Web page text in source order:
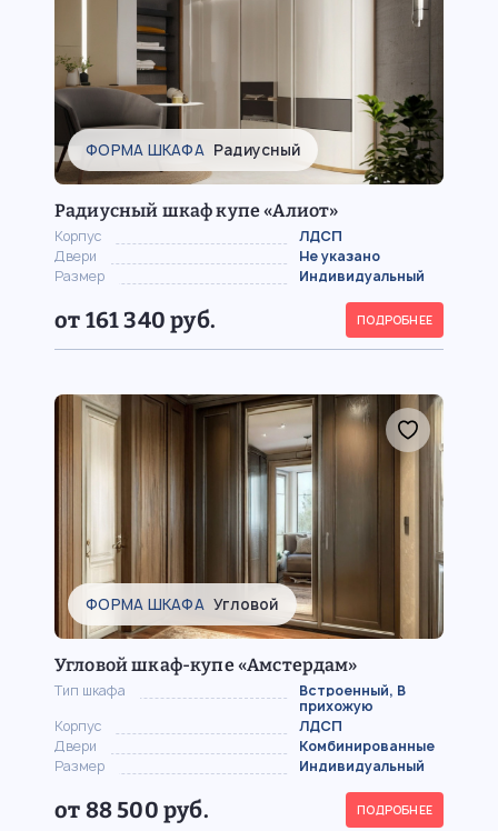
ФОРМА ШКАФА Радиусный
Радиусный шкаф купе «Алиот»
Корпус
ЛДСП
Двери
Не указано
Размер
Индивидуальный
от 161 340 руб. ПОДРОБНЕЕ
ФОРМА ШКАФА Угловой
Угловой шкаф-купе «Амстердам»
Тип шкафа
Встроенный, В
прихожую
Корпус
ЛДСП
Двери
Комбинированные
Размер
Индивидуальный
от 88 500 руб. ПОДРОБНЕЕ